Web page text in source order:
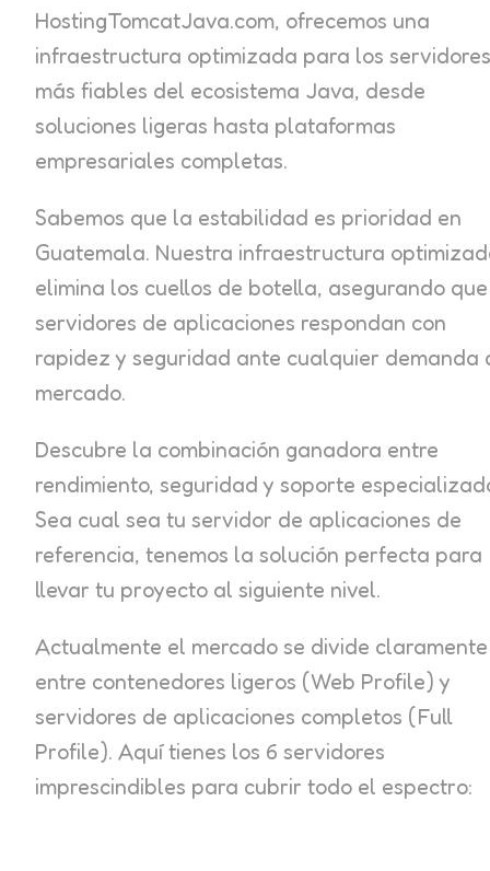
HostingTomcatJava.com, ofrecemos una
infraestructura optimizada para los servidores
más fiables del ecosistema Java, desde
soluciones ligeras hasta plataformas
empresariales completas.
Sabemos que la estabilidad es prioridad en
Guatemala. Nuestra infraestructura
elimina los cuellos de botella, asegurando
servidores de aplicaciones respondan con
rapidez y seguridad ante cualquier demanda
mercado.
Descubre la combinación ganadora entre
rendimiento, seguridad y soporte
Sea cual sea tu servidor de aplicaciones de
referencia, tenemos la solución perfecta para
llevar tu proyecto al siguiente nivel.
Actualmente el mercado se divide claramente
entre contenedores ligeros (Web Profile) y
servidores de aplicaciones completos (Full
Profile). Aquí tienes los 6 servidores
imprescindibles para cubrir todo el espectro: